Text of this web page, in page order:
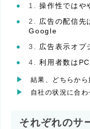
操作性ではや
広告の配信先
Google
広告表示オプ
利用者数は
結果、どちらから
自社の状況に合わ
それぞれのサ